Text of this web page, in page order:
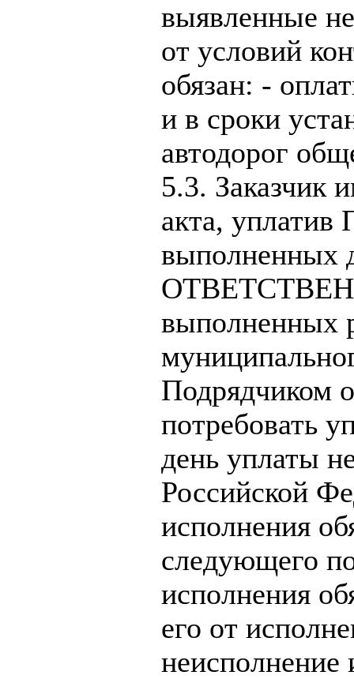
выявленные
от условий
обязан: -
и в сроки
автодорог
5.3. Заказчик
акта, уплатив
выполненных
выполненных
Подрядчиком
потребовать
день уплаты
Российской
исполнения
следующего
исполнения
его от
неисполнение